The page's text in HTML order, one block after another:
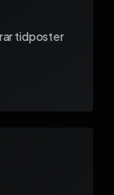
tidposter